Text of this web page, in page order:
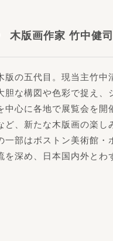
木版画作家 竹中健司
版の五代目。現当主竹中
胆な構図や色彩で捉え、
中心に各地で展覧会を開
ど、新たな木版画の楽し
一部はボストン美術館・
を深め、日本国内外とわ